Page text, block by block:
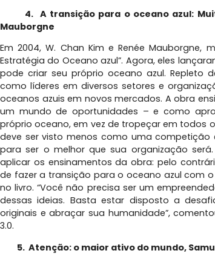
4. A transição para o oceano azul:
Mauborgne
Em 2004, W. Chan Kim e Renée
Estratégia do Oceano azul”. Agora, eles
pode criar seu próprio oceano azul. Repleto
como líderes em diversos setores e
oceanos azuis em novos mercados. A obra
um mundo de oportunidades – e como
próprio oceano, em vez de tropeçar em todos
deve ser visto menos como uma
para ser o melhor que sua organização
aplicar os ensinamentos da obra: pelo
de fazer a transição para o oceano azul com
no livro. “Você não precisa ser um
dessas ideias. Basta estar disposto a
originais e abraçar sua humanidade”,
3.0.
5. Atenção: o maior ativo do mundo,